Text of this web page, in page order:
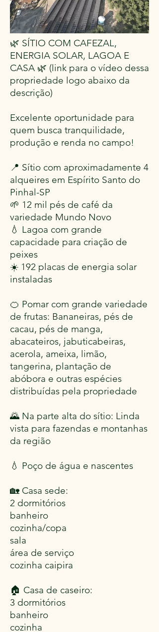
🌿 SÍTIO COM CAFEZAL,
ENERGIA SOLAR, LAGOA E
CASA 🌿 (link para o vídeo dessa
propriedade logo abaixo da
descrição)
Excelente oportunidade para
quem busca tranquilidade,
produção e renda no campo!
📍 Sítio com aproximadamente 4
alqueires em Espírito Santo do
Pinhal-SP
🌱 12 mil pés de café da
variedade Mundo Novo
💧 Lagoa com grande
capacidade para criação de
peixes
☀️ 192 placas de energia solar
instaladas
🍊 Pomar com grande variedade
de frutas: Bananeiras, pés de
cacau, pés de manga,
abacateiros, jabuticabeiras,
acerola, ameixa, limão,
tangerina, plantação de
abóbora e outras espécies
distribuídas pela propriedade
🌄 Na parte alta do sítio: Linda
vista para fazendas e montanhas
da região
💧 Poço de água e nascentes
🏡 Casa sede:
2 dormitórios
banheiro
cozinha/copa
sala
área de serviço
cozinha caipira
🏠 Casa de caseiro:
3 dormitórios
banheiro
cozinha